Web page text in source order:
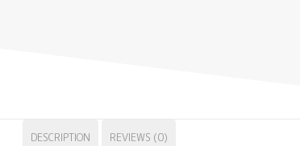
DESCRIPTION REVIEWS (0)